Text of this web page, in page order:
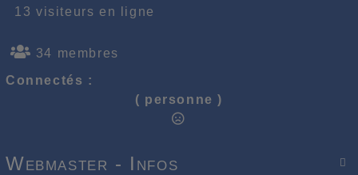
13 visiteurs en ligne
34 membres
Connectés :
( personne )

Webmaster - Infos